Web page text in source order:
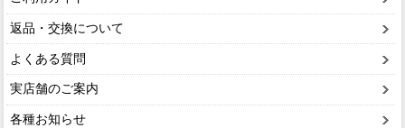
返品・交換について
よくある質問
実店舗のご案内
各種お知らせ